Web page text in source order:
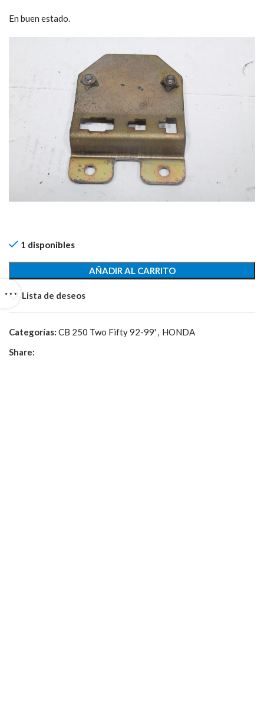
En buen estado.
1 disponibles
AÑADIR AL CARRITO
Lista de deseos
Categorías: CB 250 Two Fifty 92-99' , HONDA
Share: